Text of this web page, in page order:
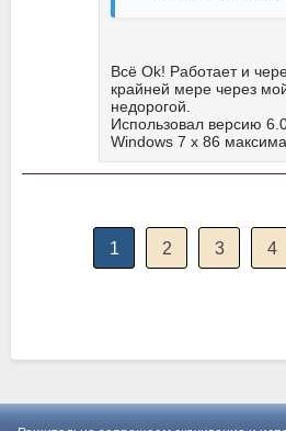
Всё Ok! Работает и
крайней мере через
недорогой.
Использовал версию
Windows 7 x 86
1 2 3 4